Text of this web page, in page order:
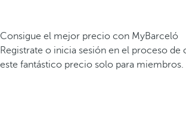
Consigue el mejor precio con MyBarceló
Registrate o inicia sesión en el proceso de
este fantástico precio solo para miembros.